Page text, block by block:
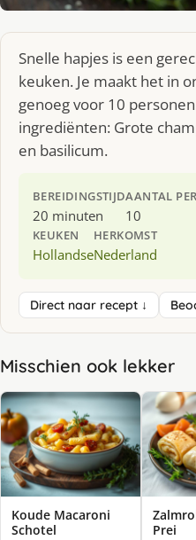
Snelle hapjes is een
keuken. Je maakt het in
genoeg voor 10
ingrediënten: Grote
en basilicum.
BEREIDINGSTIJD
20 minuten
AANTAL
10
KEUKEN
Hollandse
HERKOMST
Nederland
Direct naar recept ↓
Misschien ook lekker
Koude Macaroni
Schotel
Prei